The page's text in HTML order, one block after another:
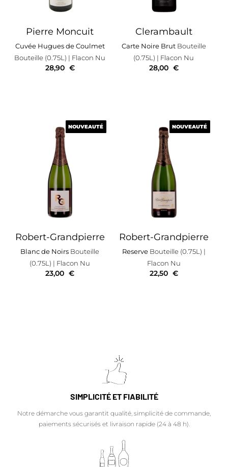
Pierre Moncuit
Cuvée Hugues de Coulmet
Bouteille (0.75L) | Flacon Nu
28,90 €
Clerambault
Carte Noire Brut Bouteille
(0.75L) | Flacon Nu
28,00 €
NOUVEAUTÉ
Robert-Grandpierre
Blanc de Noirs Bouteille
(0.75L) | Flacon Nu
NOUVEAUTÉ
23,00 €
NOUVEAUTÉ
Robert-Grandpierre
ReserveBouteille (0.75L) |
Flacon Nu
NOUVEAUTÉ
22,50 €
SIMPLICITÉ ET FIABILITÉ
Notre démarche vous garantit qualité, simplicité de commande,
paiements sécurisés et livraison rapide (24 à 48 h).